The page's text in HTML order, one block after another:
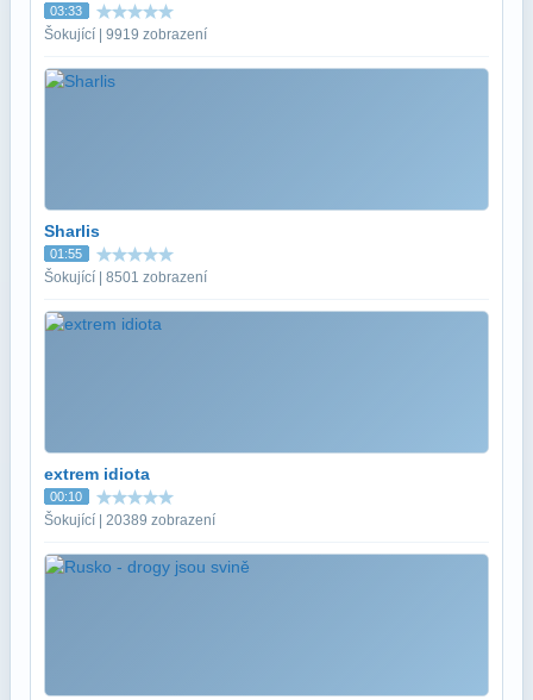
03:33
Šokující | 9919 zobrazení
Sharlis
01:55
Šokující | 8501 zobrazení
extrem idiota
00:10
Šokující | 20389 zobrazení